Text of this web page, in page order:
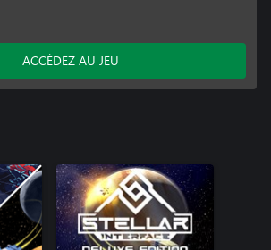
ACCÉDEZ AU JEU